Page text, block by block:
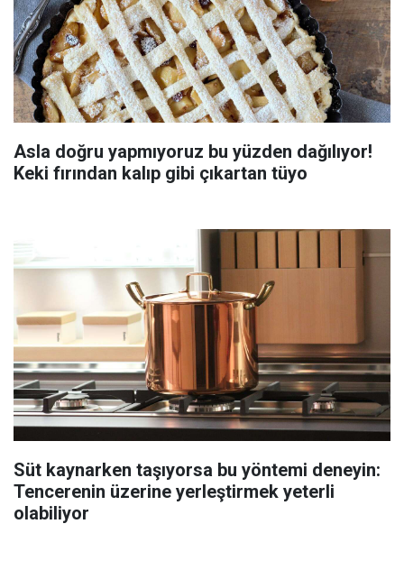
Asla doğru yapmıyoruz bu yüzden dağılıyor!
Keki fırından kalıp gibi çıkartan tüyo
Süt kaynarken taşıyorsa bu yöntemi deneyin:
Tencerenin üzerine yerleştirmek yeterli
olabiliyor